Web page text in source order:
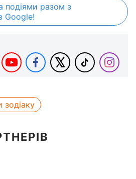
подіями разом з
Google!
зодіаку